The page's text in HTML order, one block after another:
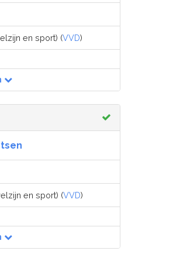
en sport) (VVD)
en sport) (VVD)